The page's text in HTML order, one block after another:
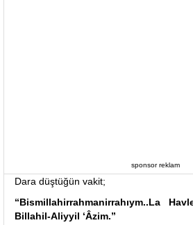
sponsor reklam
Dara düştüğün vakit;
“Bismillahirrahmanirrahıym..La
Billahil-Aliyyil ‘Âzim.”